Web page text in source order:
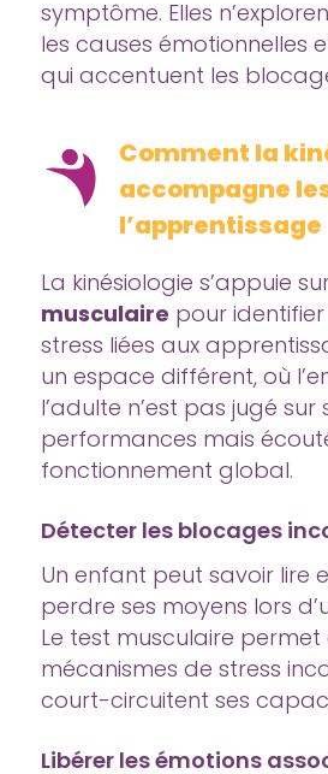
symptôme. Elles
les causes émotionnelles
qui accentuent les
Comment la
accompagne
l’apprentissage
La kinésiologie s’appuie
musculaire pour
stress liées aux
un espace différent, où
l’adulte n’est pas jugé sur
performances mais
fonctionnement global.
Détecter les blocages
Un enfant peut savoir lire
perdre ses moyens lors
Le test musculaire permet
mécanismes de stress
court-circuitent ses
Libérer les émotions